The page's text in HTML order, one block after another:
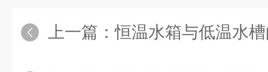
上一篇：恒温水箱与低温水